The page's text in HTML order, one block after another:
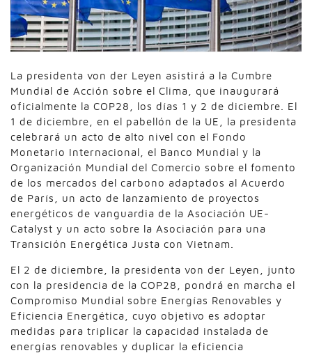
La presidenta von der Leyen asistirá a la Cumbre
Mundial de Acción sobre el Clima, que inaugurará
oficialmente la COP28, los días 1 y 2 de diciembre. El
1 de diciembre, en el pabellón de la UE, la presidenta
celebrará un acto de alto nivel con el Fondo
Monetario Internacional, el Banco Mundial y la
Organización Mundial del Comercio sobre el fomento
de los mercados del carbono adaptados al Acuerdo
de París, un acto de lanzamiento de proyectos
energéticos de vanguardia de la Asociación UE-
Catalyst y un acto sobre la Asociación para una
Transición Energética Justa con Vietnam.
El 2 de diciembre, la presidenta von der Leyen, junto
con la presidencia de la COP28, pondrá en marcha el
Compromiso Mundial sobre Energías Renovables y
Eficiencia Energética, cuyo objetivo es adoptar
medidas para triplicar la capacidad instalada de
energías renovables y duplicar la eficiencia